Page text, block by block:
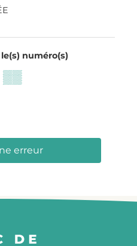
numéro(s)
▒▒
erreur